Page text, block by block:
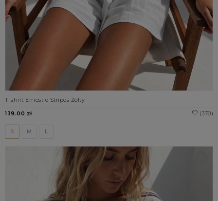
T-shirt Ernestio Stripes Żółty
(370)
139.00 zł
S M L